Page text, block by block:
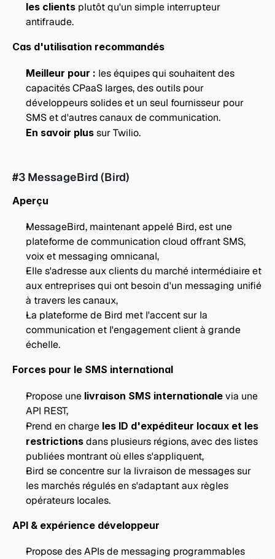
les clients plutôt qu'un simple interrupteur
antifraude.
Cas d'utilisation recommandés
Meilleur pour : les équipes qui souhaitent des
capacités CPaaS larges, des outils pour
développeurs solides et un seul fournisseur pour
SMS et d'autres canaux de communication.
En savoir plus sur Twilio.
#3 MessageBird (Bird)
Aperçu
MessageBird, maintenant appelé Bird, est une
plateforme de communication cloud offrant SMS,
voix et messaging omnicanal,
Elle s'adresse aux clients du marché intermédiaire et
aux entreprises qui ont besoin d'un messaging unifié
à travers les canaux,
La plateforme de Bird met l'accent sur la
communication et l'engagement client à grande
échelle.
Forces pour le SMS international
Propose une livraison SMS internationale via une
API REST,
Prend en charge les ID d'expéditeur locaux et les
restrictions dans plusieurs régions, avec des listes
publiées montrant où elles s'appliquent,
Bird se concentre sur la livraison de messages sur
les marchés régulés en s'adaptant aux règles
opérateurs locales.
API & expérience développeur
Propose des APIs de messaging programmables